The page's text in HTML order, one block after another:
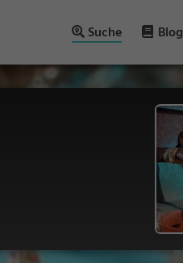
Suche Blog